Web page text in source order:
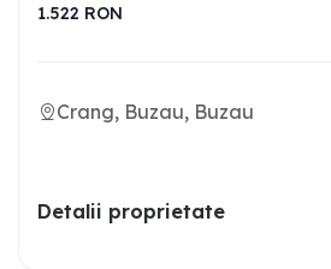
1.522 RON
Crang, Buzau, Buzau
Detalii proprietate